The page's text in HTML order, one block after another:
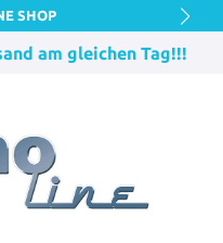
SHOP
am gleichen Tag!!!